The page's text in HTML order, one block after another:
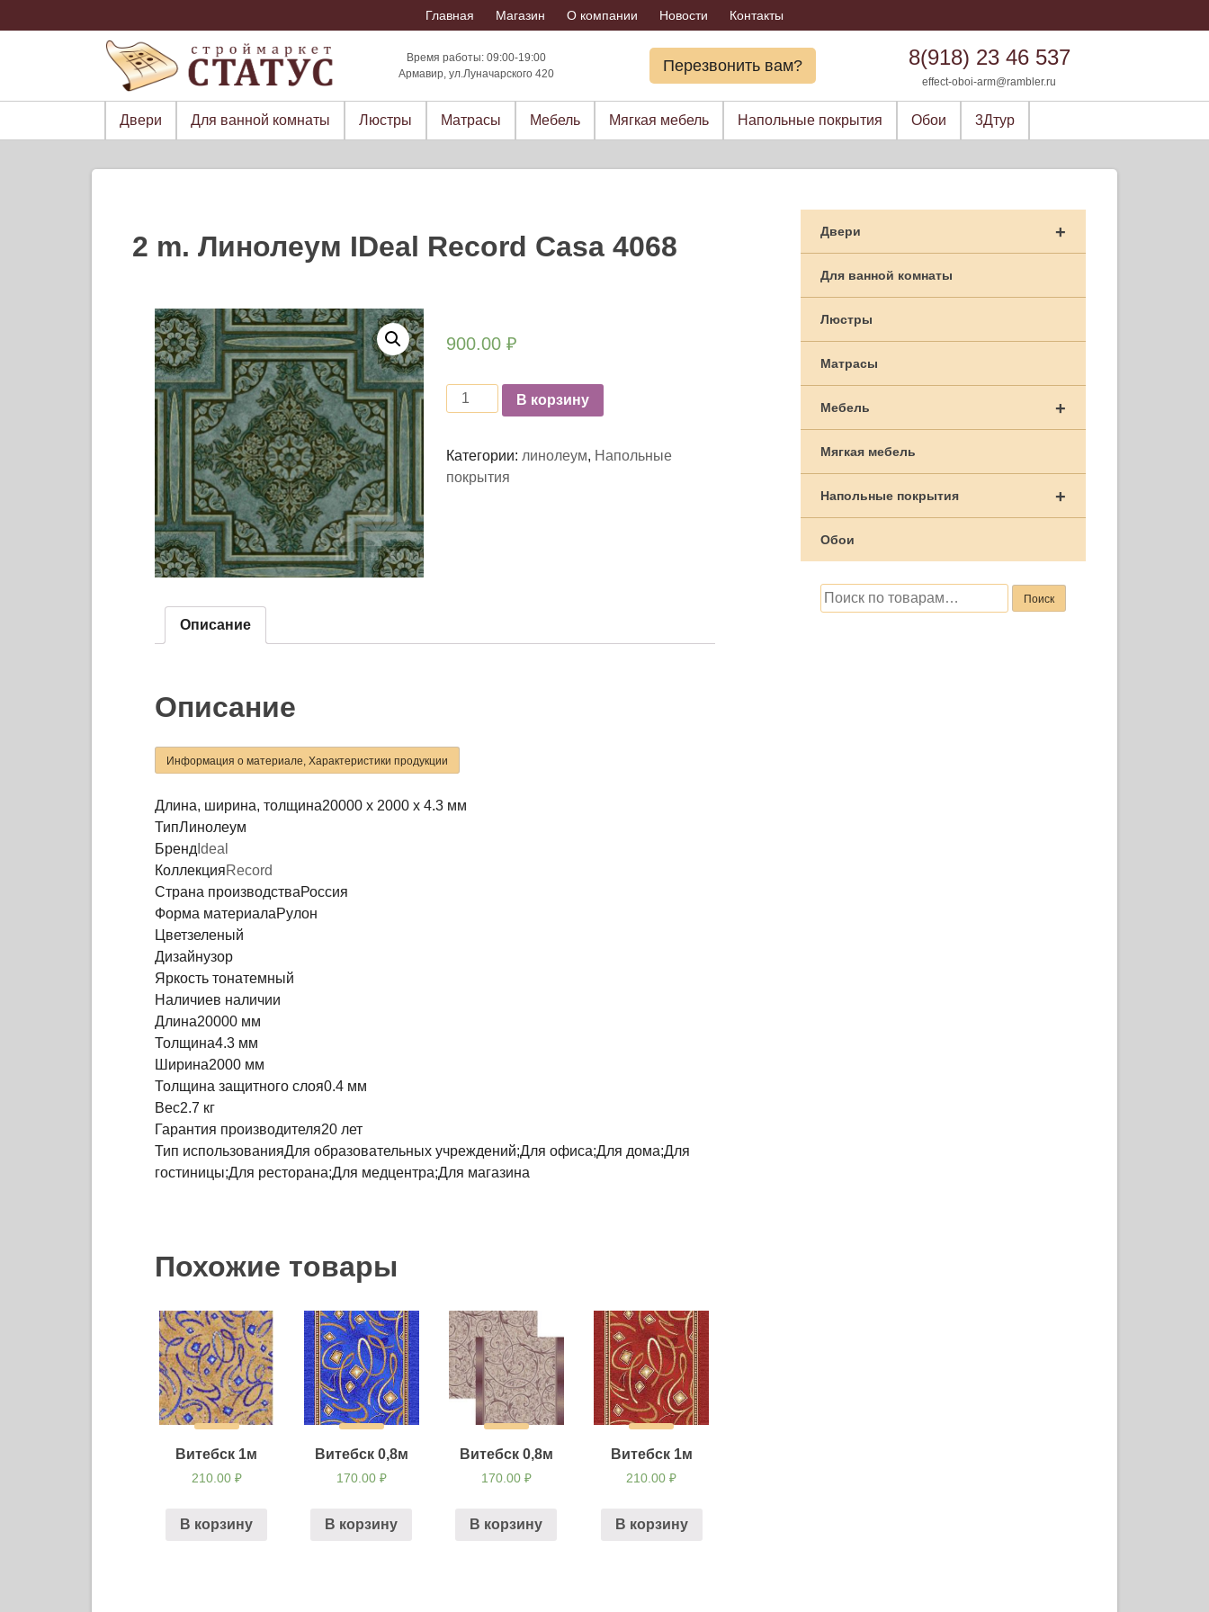
to
Главная Магазин О компании Новости Контакты
Время работы: 09:00-19:00
Армавир, ул.Луначарского 420
Перезвонить вам? 8(918) 23 46 537
effect-oboi-arm@rambler.ru
Двери Для ванной комнаты Люстры Матрасы Мебель Мягкая мебель Напольные покрытия Обои 3Дтур
2 m. Линолеум IDeal Record Casa 4068
900.00₽
КоличествоВ корзину
Категории: линолеум, Напольные
покрытия
Описание
Описание
Информация о материале, Характеристики продукции
Длина, ширина, толщина20000 x 2000 x 4.3 мм
ТипЛинолеум
Бренд Ideal
КоллекцияRecord
Страна производстваРоссия
Форма материалаРулон
Цветзеленый
Дизайнузор
Яркость тонатемный
Наличиев наличии
Длина20000 мм
Толщина4.3 мм
Ширина2000 мм
Толщина защитного слоя0.4 мм
Вес2.7 кг
Гарантия производителя20 лет
Тип использованияДля образовательных учреждений;Для офиса;Для дома;Для
гостиницы;Для ресторана;Для медцентра;Для магазина
Похожие товары
Витебск 1м
210.00 ₽
В корзину
Витебск 0,8м
170.00 ₽
В корзину
Витебск 0,8м
170.00 ₽
В корзину
Витебск 1м
210.00₽
В корзину
+
Двери
Для ванной комнаты
Люстры
Матрасы
+
Мебель
Мягкая мебель
+
Напольные покрытия
Обои
Искать: Поиск